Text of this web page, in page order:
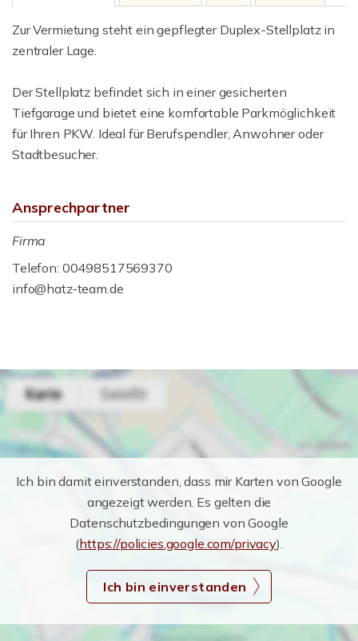
Zur Vermietung steht ein gepflegter Duplex-Stellplatz in
zentraler Lage.
Der Stellplatz befindet sich in einer gesicherten
Tiefgarage und bietet eine komfortable Parkmöglichkeit
für Ihren PKW. Ideal für Berufspendler, Anwohner oder
Stadtbesucher.
Ansprechpartner
Firma
Telefon: 00498517569370
info@hatz-team.de
Ich bin damit einverstanden, dass mir Karten von Google
angezeigt werden. Es gelten die
Datenschutzbedingungen von Google
(https://policies.google.com/privacy).
Ich bin einverstanden